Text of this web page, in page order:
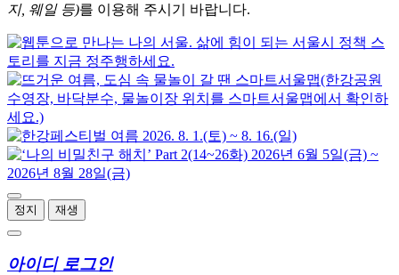
지, 웨일 등)를 이용해 주시기 바랍니다.
정지 재생
아이디 로그인